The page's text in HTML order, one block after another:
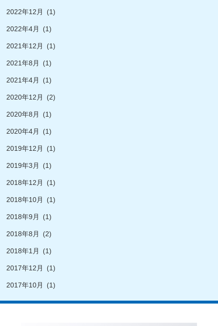
2022年12月 (1)
2022年4月 (1)
2021年12月 (1)
2021年8月 (1)
2021年4月 (1)
2020年12月 (2)
2020年8月 (1)
2020年4月 (1)
2019年12月 (1)
2019年3月 (1)
2018年12月 (1)
2018年10月 (1)
2018年9月 (1)
2018年8月 (2)
2018年1月 (1)
2017年12月 (1)
2017年10月 (1)